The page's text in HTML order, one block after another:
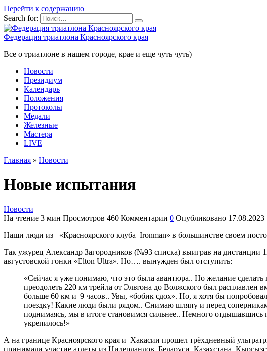
Перейти к содержанию
Search for:
Федерация триатлона Красноярского края
Все о триатлоне в нашем городе, крае и еще чуть чуть)
Новости
Президиум
Календарь
Положения
Протоколы
Медали
Железные
Мастера
LIVE
Главная » Новости
Новые испытания
Новости
На чтение 3 мин Просмотров 460 Комментарии 0 Опубликовано 17.08.2023
Наши люди из «Красноярского клуба Ironman» в большинстве своем
Так ужурец Александр Загородников (№93 списка) выиграв на дистанции
августовской гонки «Elton Ultra». Но…. вынужден был отступить:
«Сейчас я уже понимаю, что это была авантюра.. Но желание
преодолеть 220 км трейла от Эльтона до Волжского был расплавлен
больше 60 км и 9 часов.. Увы, «бобик сдох». Но, я хотя бы
поездку! Какие люди были рядом.. Снимаю шляпу и перед
поднимаясь, мы в итоге становимся сильнее.. Немного отдышавшись
укрепилось!»
А на границе Красноярского края и Хакасии прошел трёхдневный
принимали участие атлеты из Нидерландов, Беларуси, Казахстана,